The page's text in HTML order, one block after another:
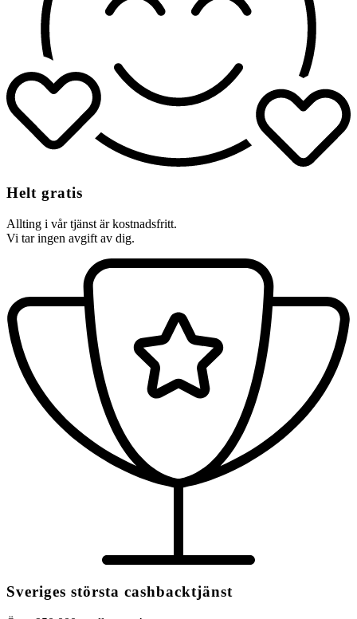
Helt gratis
Allting i vår tjänst är kostnadsfritt.
Vi tar ingen avgift av dig.
Sveriges största cashbacktjänst